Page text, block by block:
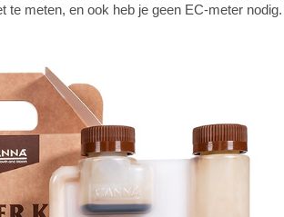
meten, en ook heb je geen EC-meter